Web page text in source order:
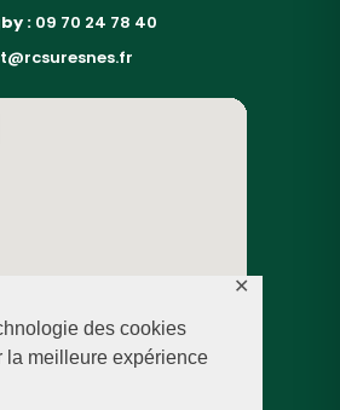
des cookies
la meilleure expérience
✕
: 09 70 24 78 40
– 2026 — TOUS DROITS